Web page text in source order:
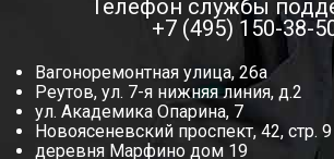
Телефон службы
+7 (495) 150-38-
Вагоноремонтная улица, 26а
Реутов, ул. 7-я нижняя линия, д.2
ул. Академика Опарина, 7
Новоясеневский проспект, 42, стр. 9
деревня Марфино дом 19